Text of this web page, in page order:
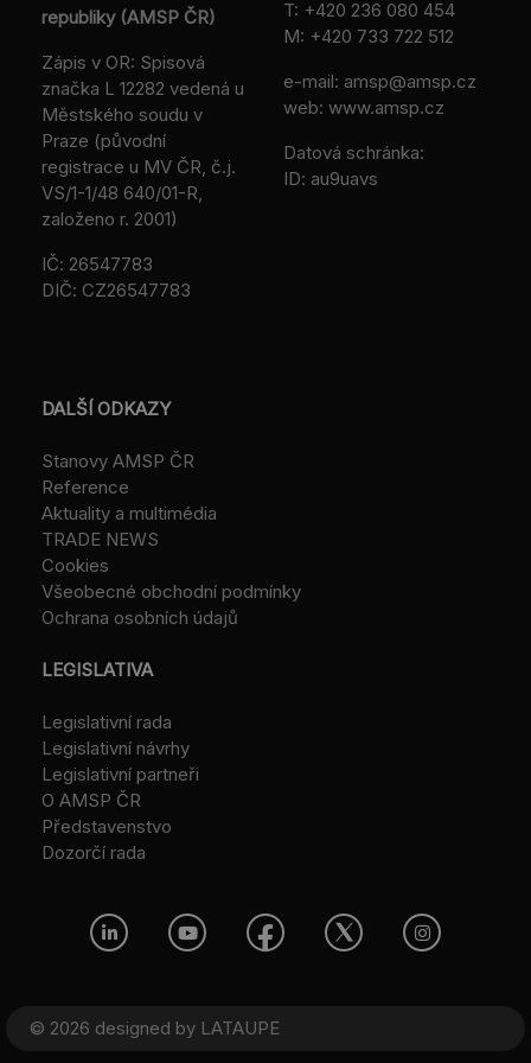
republiky (AMSP ČR)
Zápis v OR: Spisová
značka L 12282 vedená u
Městského soudu v
Praze (původní
registrace u MV ČR, č.j.
VS/1-1/48 640/01-R,
založeno r. 2001)
IČ: 26547783
DIČ: CZ26547783
T: +420 236 080 454
M: +420 733 722 512
e-mail: amsp@amsp.cz
web: www.amsp.cz
Datová schránka:
ID: au9uavs
DALŠÍ ODKAZY
Stanovy AMSP ČR
Reference
Aktuality a multimédia
TRADE NEWS
Cookies
Všeobecné obchodní podmínky
Ochrana osobních údajů
LEGISLATIVA
Legislativní rada
Legislativní návrhy
Legislativní partneři
O AMSP ČR
Představenstvo
Dozorčí rada
© 2026 designed by LATAUPE